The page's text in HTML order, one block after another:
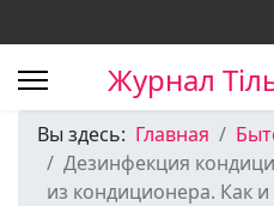
Журнал
Вы здесь: Главная
Дезинфекция
из кондиционера. Как и